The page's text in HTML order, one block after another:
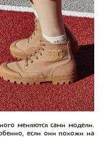
меняются сами модели.
если они похожи на